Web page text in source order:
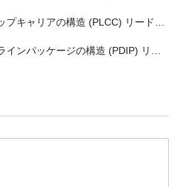
ャリアの構造 (PLCC) リードフレーム
ッケージの構造 (PDIP) リードフレーム